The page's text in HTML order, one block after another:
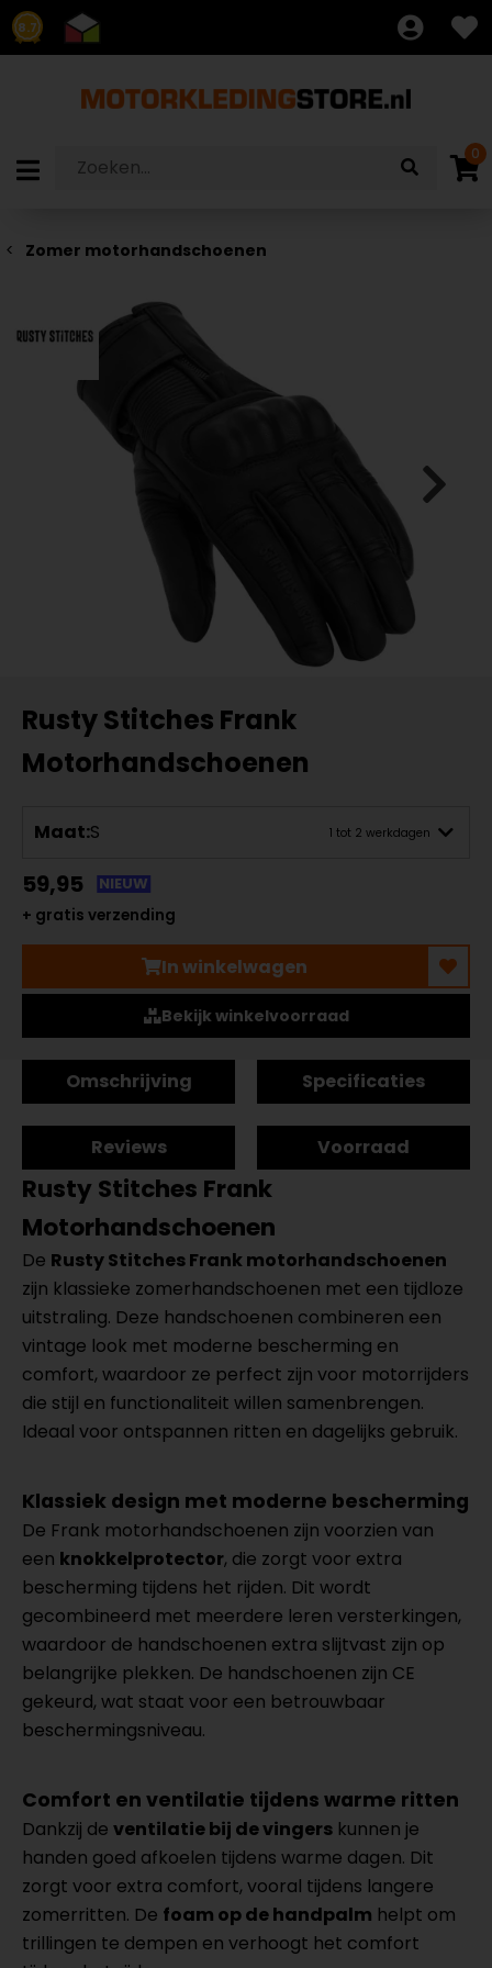
8.7
0
Zomer motorhandschoenen
Rusty Stitches Frank
Motorhandschoenen
Maat:S 1 tot 2 werkdagen
59,95
NIEUW
+ gratis verzending
In winkelwagen
Bekijk winkelvoorraad
Omschrijving Specificaties
Reviews Voorraad
Rusty Stitches Frank
Motorhandschoenen
De Rusty Stitches Frank motorhandschoenen
zijn klassieke zomerhandschoenen met een tijdloze
uitstraling. Deze handschoenen combineren een
vintage look met moderne bescherming en
comfort, waardoor ze perfect zijn voor motorrijders
die stijl en functionaliteit willen samenbrengen.
Ideaal voor ontspannen ritten en dagelijks gebruik.
Klassiek design met moderne bescherming
De Frank motorhandschoenen zijn voorzien van
een knokkelprotector, die zorgt voor extra
bescherming tijdens het rijden. Dit wordt
gecombineerd met meerdere leren versterkingen,
waardoor de handschoenen extra slijtvast zijn op
belangrijke plekken. De handschoenen zijn CE
gekeurd, wat staat voor een betrouwbaar
beschermingsniveau.
Comfort en ventilatie tijdens warme ritten
Dankzij de ventilatie bij de vingers kunnen je
handen goed afkoelen tijdens warme dagen. Dit
zorgt voor extra comfort, vooral tijdens langere
zomerritten. De foam op de handpalm helpt om
trillingen te dempen en verhoogt het comfort